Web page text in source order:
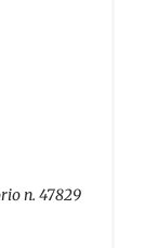
n. 47829